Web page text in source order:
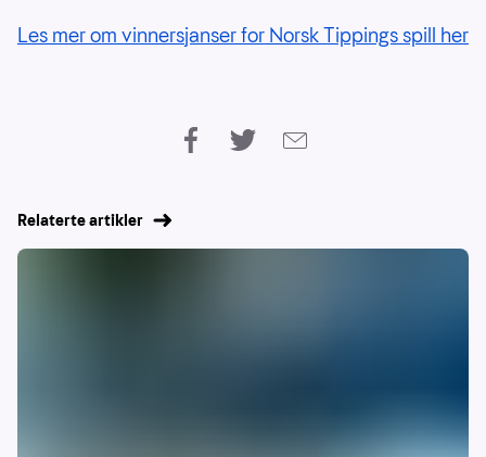
Les mer om vinnersjanser for Norsk Tippings spill her
Relaterte artikler